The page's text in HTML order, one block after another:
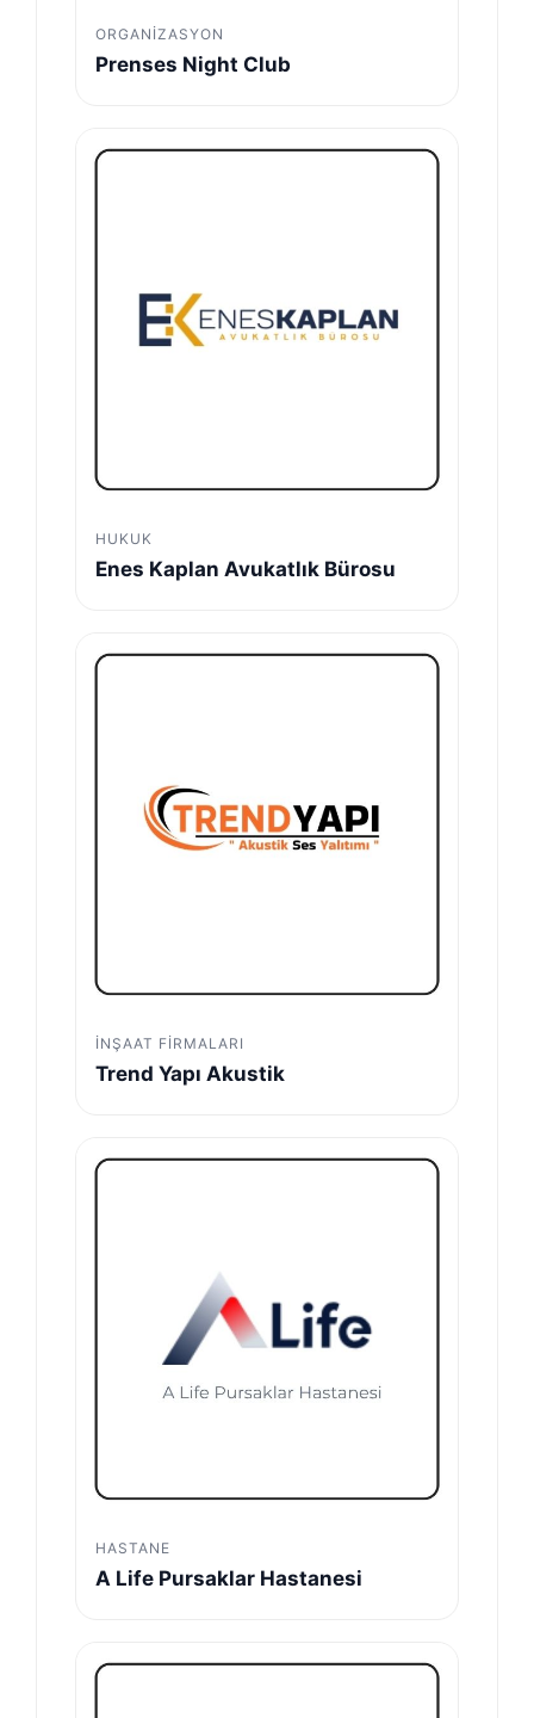
ORGANIZASYON
Prenses Night Club
HUKUK
Enes Kaplan Avukatlık Bürosu
İNŞAAT FIRMALARI
Trend Yapı Akustik
HASTANE
A Life Pursaklar Hastanesi